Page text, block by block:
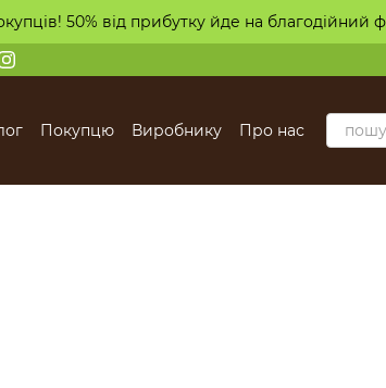
50% від прибутку йде на благодійний
Покупцю Виробнику Про нас